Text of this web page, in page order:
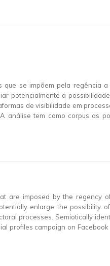
se impõem pela regência
potencialmente a
de visibilidade em
análise tem como corpus as
are imposed by the regency
enlarge the possibility
processes. Semiotically
profiles campaign on